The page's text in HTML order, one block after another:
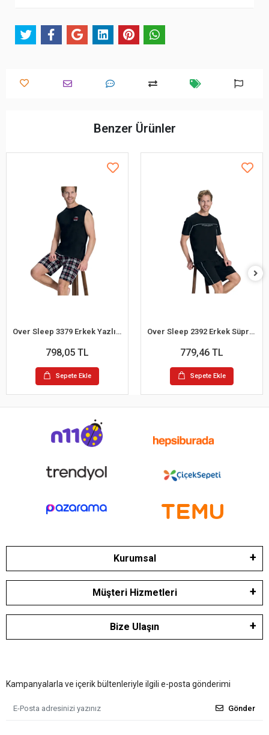
Benzer Ürünler
Over Sleep 3379 Erkek Yazlık Şort Pijama Takım (M-L-XL-2XL)
798,05 TL
Sepete Ekle
Over Sleep 2392 Erkek Süprem Şort Yazlık Pijama Takım (M-L-XL-2XL)
779,46 TL
Sepete Ekle
Kurumsal
Müşteri Hizmetleri
Bize Ulaşın
Kampanyalarla ve içerik bültenleriyle ilgili e-posta gönderimi
Gönder